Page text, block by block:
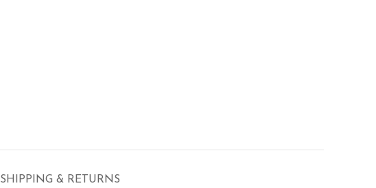
SHIPPING & RETURNS